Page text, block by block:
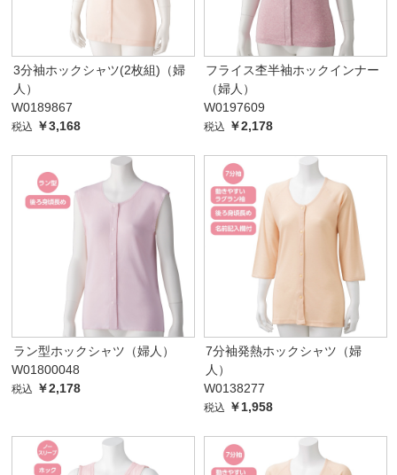
3分袖ホックシャツ(2枚組)（婦
人）
W0189867
税込 ￥3,168
フライス杢半袖ホックインナー
（婦人）
W0197609
税込 ￥2,178
ラン型ホックシャツ（婦人）
W01800048
税込 ￥2,178
7分袖発熱ホックシャツ（婦
人）
W0138277
税込 ￥1,958